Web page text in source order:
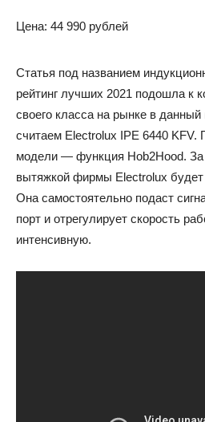
Цена: 44 990 рублей
Статья под названием
рейтинг лучших 2021 подошла к
своего класса на рынке в
считаем Electrolux IPE 6440 KFV.
модели — функция Hob2Hood. За
вытяжкой фирмы Electrolux будет
Она самостоятельно подаст
порт и отрегулирует скорость
интенсивную.